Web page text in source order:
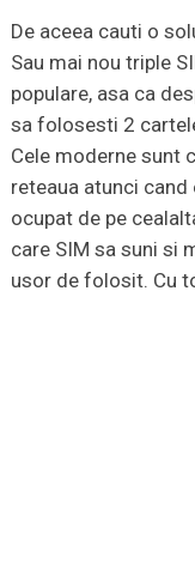
De aceea cauti o
Sau mai nou triple
populare, asa ca
sa folosesti 2
Cele moderne sunt
reteaua atunci cand
ocupat de pe
care SIM sa suni si
usor de folosit. Cu